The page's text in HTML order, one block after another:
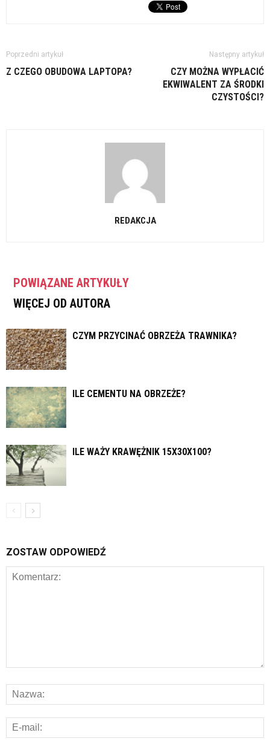
Poprzedni artykuł
Z CZEGO OBUDOWA LAPTOPA?
Następny artykuł
CZY MOŻNA WYPŁACIĆ
EKWIWALENT ZA ŚRODKI
CZYSTOŚCI?
REDAKCJA
POWIĄZANE ARTYKUŁY
WIĘCEJ OD AUTORA
CZYM PRZYCINAĆ OBRZEŻA TRAWNIKA?
ILE CEMENTU NA OBRZEŻE?
ILE WAŻY KRAWĘŻNIK 15X30X100?
ZOSTAW ODPOWIEDŹ